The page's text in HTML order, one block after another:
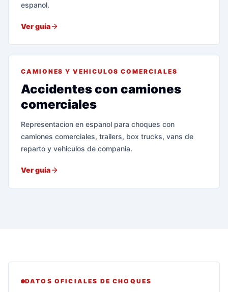
espanol.
Ver guia
CAMIONES Y VEHICULOS COMERCIALES
Accidentes con camiones
comerciales
Representacion en espanol para choques con
camiones comerciales, trailers, box trucks, vans de
reparto y vehiculos de compania.
Ver guia
DATOS OFICIALES DE CHOQUES